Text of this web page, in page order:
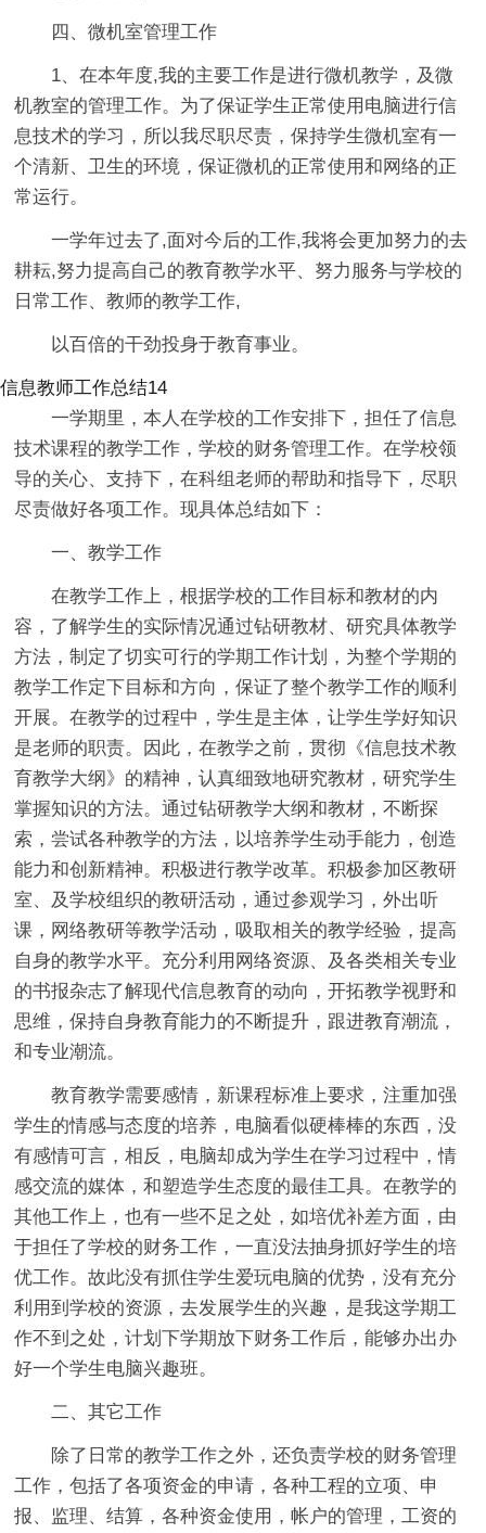
四、微机室管理工作
1、在本年度,我的主要工作是进行微机教学，及微
机教室的管理工作。为了保证学生正常使用电脑进行信
息技术的学习，所以我尽职尽责，保持学生微机室有一
个清新、卫生的环境，保证微机的正常使用和网络的正
常运行。
一学年过去了,面对今后的工作,我将会更加努力的去
耕耘,努力提高自己的教育教学水平、努力服务与学校的
日常工作、教师的教学工作,
以百倍的干劲投身于教育事业。
信息教师工作总结14
一学期里，本人在学校的工作安排下，担任了信息
技术课程的教学工作，学校的财务管理工作。在学校领
导的关心、支持下，在科组老师的帮助和指导下，尽职
尽责做好各项工作。现具体总结如下：
一、教学工作
在教学工作上，根据学校的工作目标和教材的内
容，了解学生的实际情况通过钻研教材、研究具体教学
方法，制定了切实可行的学期工作计划，为整个学期的
教学工作定下目标和方向，保证了整个教学工作的顺利
开展。在教学的过程中，学生是主体，让学生学好知识
是老师的职责。因此，在教学之前，贯彻《信息技术教
育教学大纲》的精神，认真细致地研究教材，研究学生
掌握知识的方法。通过钻研教学大纲和教材，不断探
索，尝试各种教学的方法，以培养学生动手能力，创造
能力和创新精神。积极进行教学改革。积极参加区教研
室、及学校组织的教研活动，通过参观学习，外出听
课，网络教研等教学活动，吸取相关的教学经验，提高
自身的教学水平。充分利用网络资源、及各类相关专业
的书报杂志了解现代信息教育的动向，开拓教学视野和
思维，保持自身教育能力的不断提升，跟进教育潮流，
和专业潮流。
教育教学需要感情，新课程标准上要求，注重加强
学生的情感与态度的培养，电脑看似硬棒棒的东西，没
有感情可言，相反，电脑却成为学生在学习过程中，情
感交流的媒体，和塑造学生态度的最佳工具。在教学的
其他工作上，也有一些不足之处，如培优补差方面，由
于担任了学校的财务工作，一直没法抽身抓好学生的培
优工作。故此没有抓住学生爱玩电脑的优势，没有充分
利用到学校的资源，去发展学生的兴趣，是我这学期工
作不到之处，计划下学期放下财务工作后，能够办出办
好一个学生电脑兴趣班。
二、其它工作
除了日常的教学工作之外，还负责学校的财务管理
工作，包括了各项资金的申请，各种工程的立项、申
报、监理、结算，各种资金使用，帐户的管理，工资的